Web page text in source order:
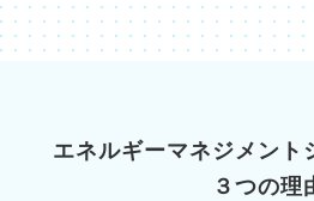
エネルギーマネジメント
３つの理